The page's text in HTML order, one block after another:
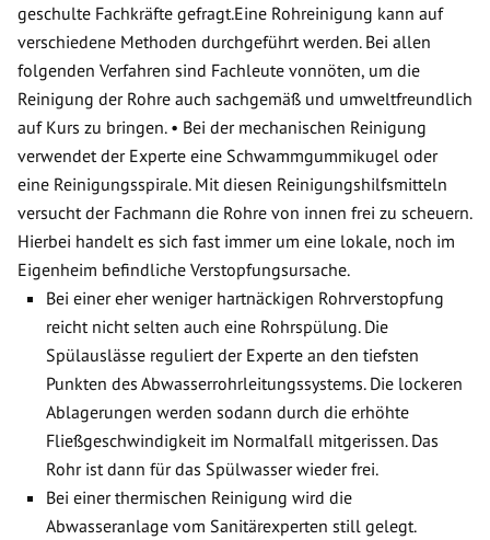
geschulte Fachkräfte gefragt.Eine Rohreinigung kann auf
verschiedene Methoden durchgeführt werden. Bei allen
folgenden Verfahren sind Fachleute vonnöten, um die
Reinigung der Rohre auch sachgemäß und umweltfreundlich
auf Kurs zu bringen. • Bei der mechanischen Reinigung
verwendet der Experte eine Schwammgummikugel oder
eine Reinigungsspirale. Mit diesen Reinigungshilfsmitteln
versucht der Fachmann die Rohre von innen frei zu scheuern.
Hierbei handelt es sich fast immer um eine lokale, noch im
Eigenheim befindliche Verstopfungsursache.
Bei einer eher weniger hartnäckigen Rohrverstopfung
reicht nicht selten auch eine Rohrspülung. Die
Spülauslässe reguliert der Experte an den tiefsten
Punkten des Abwasserrohrleitungssystems. Die lockeren
Ablagerungen werden sodann durch die erhöhte
Fließgeschwindigkeit im Normalfall mitgerissen. Das
Rohr ist dann für das Spülwasser wieder frei.
Bei einer thermischen Reinigung wird die
Abwasseranlage vom Sanitärexperten still gelegt.